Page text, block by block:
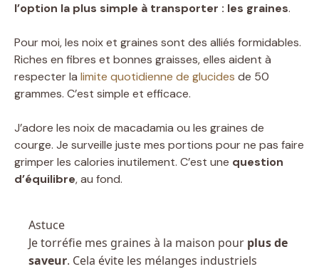
l’option la plus simple à transporter : les graines.
Pour moi, les noix et graines sont des alliés formidables.
Riches en fibres et bonnes graisses, elles aident à
respecter la limite quotidienne de glucides de 50
grammes. C’est simple et efficace.
J’adore les noix de macadamia ou les graines de
courge. Je surveille juste mes portions pour ne pas faire
grimper les calories inutilement. C’est une question
d’équilibre, au fond.
Astuce
Je torréfie mes graines à la maison pour plus de
saveur. Cela évite les mélanges industriels